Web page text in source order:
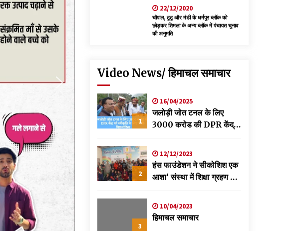
22/12/2020
चौपाल, टूटू और मंडी के धर्मपुर ब्लॉक को
छोड़कर शिमला के अन्य ब्लॉक में पंचायत चुनाव
की अनुमति
Video News/ हिमाचल समाचार
1
16/04/2025
जलोड़ी जोत टनल के लिए
3000 करोड की DPR केंद्र
विक्रमादित्य
2
12/12/2023
हंस फाउंडेशन ने सीकोशिश एक
आशा’ संस्था में शिक्षा ग्रहण कर
स्वास्थ्य शिविर
3
10/04/2023
हिमाचल समाचार